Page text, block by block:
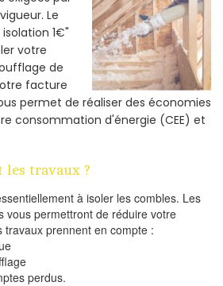
Le
1€"
votre
de
facture
permet de réaliser des économies
consommation d'énergie (CEE) et
les travaux ?
à isoler les combles. Les
vous permettront de réduire votre
prennent en compte :
perdus.